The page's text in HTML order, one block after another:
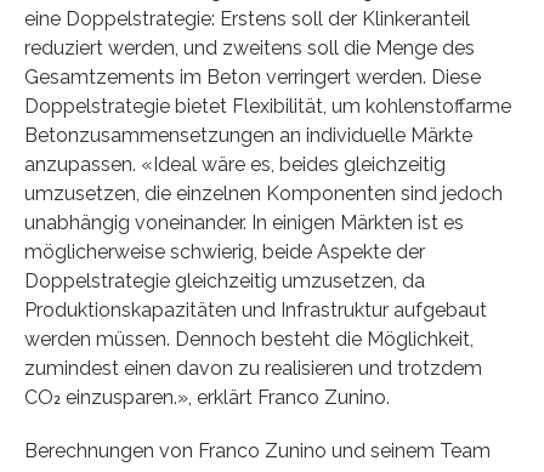
eine Doppelstrategie: Erstens soll der Klinkeranteil
reduziert werden, und zweitens soll die Menge des
Gesamtzements im Beton verringert werden. Diese
Doppelstrategie bietet Flexibilität, um kohlenstoffarme
Betonzusammensetzungen an individuelle Märkte
anzupassen. «Ideal wäre es, beides gleichzeitig
umzusetzen, die einzelnen Komponenten sind jedoch
unabhängig voneinander. In einigen Märkten ist es
möglicherweise schwierig, beide Aspekte der
Doppelstrategie gleichzeitig umzusetzen, da
Produktionskapazitäten und Infrastruktur aufgebaut
werden müssen. Dennoch besteht die Möglichkeit,
zumindest einen davon zu realisieren und trotzdem
CO₂ einzusparen.», erklärt Franco Zunino.
Berechnungen von Franco Zunino und seinem Team